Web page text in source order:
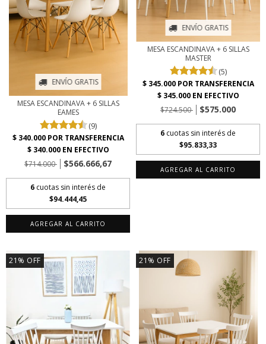
ENVÍO GRATIS
MESA ESCANDINAVA + 6 SILLAS
EAMES
(9)
$714.000 $566.666,67
6 cuotas sin interés de
$94.444,45
AGREGAR AL CARRITO
ENVÍO GRATIS
MESA ESCANDINAVA + 6 SILLAS
MASTER
(5)
$724.500 $575.000
6 cuotas sin interés de
$95.833,33
AGREGAR AL CARRITO
21 % OFF 21 % OFF